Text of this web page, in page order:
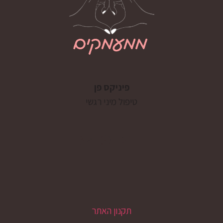
פיניקס פן
טיפול מיני רגשי
תקנון האתר